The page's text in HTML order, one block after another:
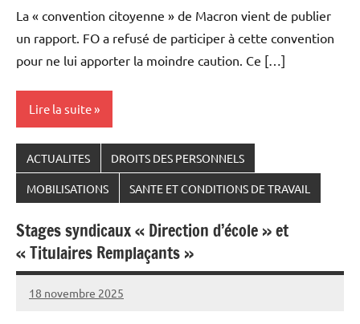
La « convention citoyenne » de Macron vient de publier
un rapport. FO a refusé de participer à cette convention
pour ne lui apporter la moindre caution. Ce […]
Lire la suite
ACTUALITES DROITS DES PERSONNELS
MOBILISATIONS SANTE ET CONDITIONS DE TRAVAIL
Stages syndicaux « Direction d’école » et
« Titulaires Remplaçants »
18 novembre 2025
Snudifo44